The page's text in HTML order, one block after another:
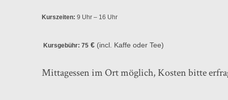
Kurszeiten: 9 Uhr – 16 Uhr
Kursgebühr: 75 € (incl. Kaffe oder Tee)
Mittagessen im Ort möglich, Kosten bitte